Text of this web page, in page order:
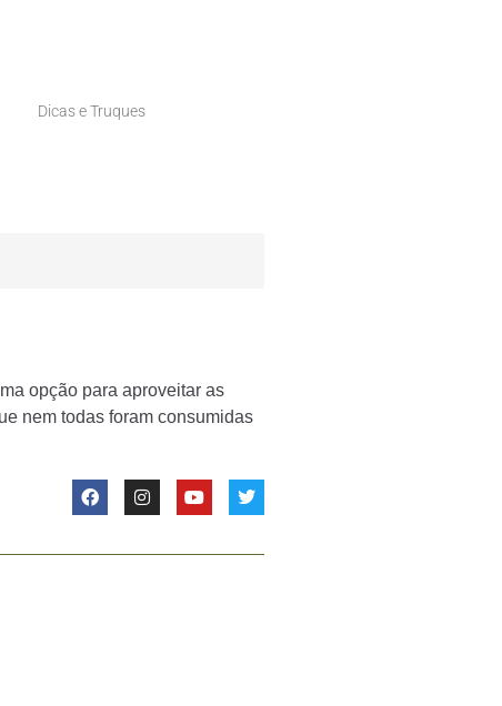
Dicas e Truques
opção para aproveitar as
nem todas foram consumidas